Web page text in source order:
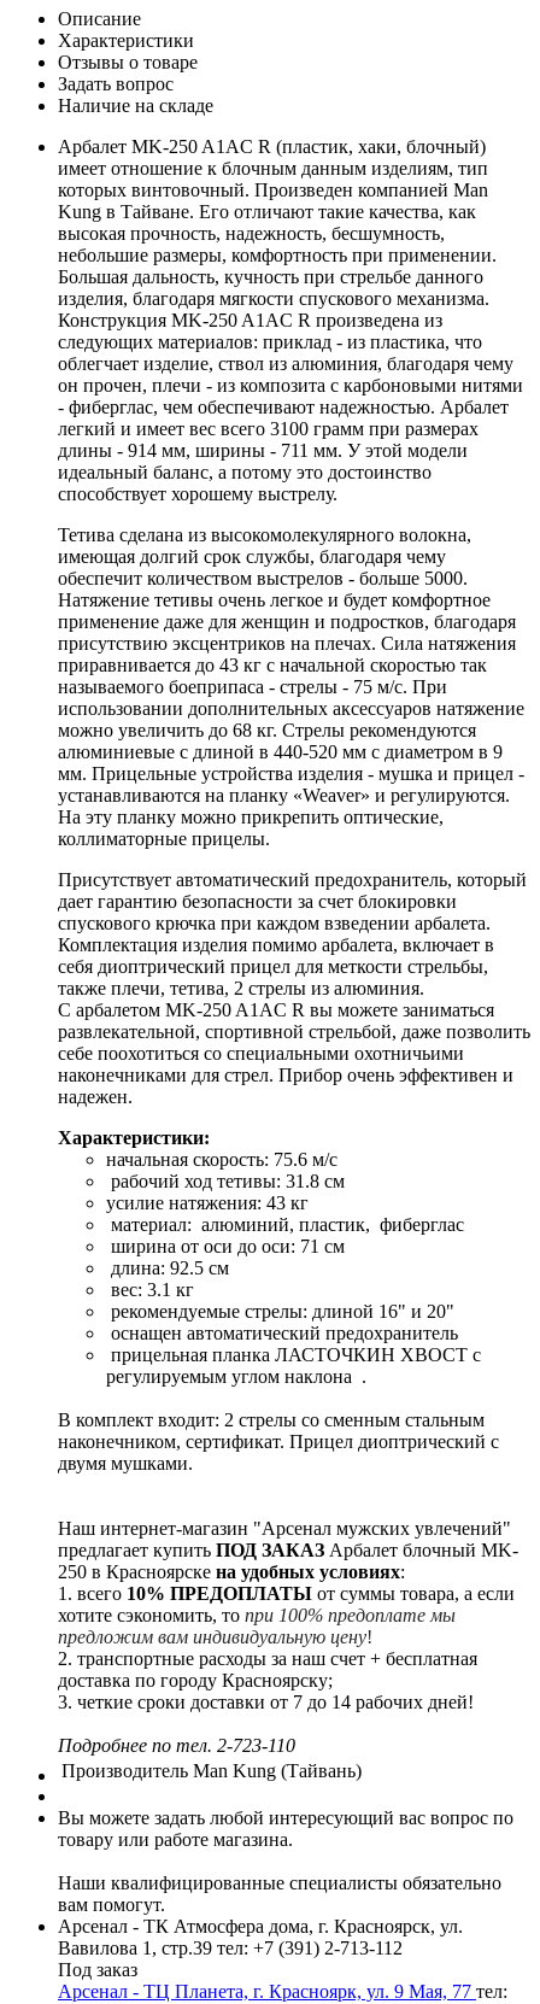
Описание
Характеристики
Отзывы о товаре
Задать вопрос
Наличие на складе
Арбалет MK-250 A1AC R (пластик, хаки, блочный)
имеет отношение к блочным данным изделиям, тип
которых винтовочный. Произведен компанией Man
Kung в Тайване. Его отличают такие качества, как
высокая прочность, надежность, бесшумность,
небольшие размеры, комфортность при применении.
Большая дальность, кучность при стрельбе данного
изделия, благодаря мягкости спускового механизма.
Конструкция MK-250 A1AC R произведена из
следующих материалов: приклад - из пластика, что
облегчает изделие, ствол из алюминия, благодаря чему
он прочен, плечи - из композита с карбоновыми нитями
- фиберглас, чем обеспечивают надежностью. Арбалет
легкий и имеет вес всего 3100 грамм при размерах
длины - 914 мм, ширины - 711 мм. У этой модели
идеальный баланс, а потому это достоинство
способствует хорошему выстрелу.
Тетива сделана из высокомолекулярного волокна,
имеющая долгий срок службы, благодаря чему
обеспечит количеством выстрелов - больше 5000.
Натяжение тетивы очень легкое и будет комфортное
применение даже для женщин и подростков, благодаря
присутствию эксцентриков на плечах. Сила натяжения
приравнивается до 43 кг с начальной скоростью так
называемого боеприпаса - стрелы - 75 м/с. При
использовании дополнительных аксессуаров натяжение
можно увеличить до 68 кг. Стрелы рекомендуются
алюминиевые с длиной в 440-520 мм с диаметром в 9
мм. Прицельные устройства изделия - мушка и прицел -
устанавливаются на планку «Weaver» и регулируются.
На эту планку можно прикрепить оптические,
коллиматорные прицелы.
Присутствует автоматический предохранитель, который
дает гарантию безопасности за счет блокировки
спускового крючка при каждом взведении арбалета.
Комплектация изделия помимо арбалета, включает в
себя диоптрический прицел для меткости стрельбы,
также плечи, тетива, 2 стрелы из алюминия.
С арбалетом MK-250 A1AC R вы можете заниматься
развлекательной, спортивной стрельбой, даже позволить
себе поохотиться со специальными охотничьими
наконечниками для стрел. Прибор очень эффективен и
надежен.
Характеристики:
начальная скорость: 75.6 м/с
рабочий ход тетивы: 31.8 см
усилие натяжения: 43 кг
материал: алюминий, пластик, фиберглас
ширина от оси до оси: 71 см
длина: 92.5 см
вес: 3.1 кг
рекомендуемые стрелы: длиной 16" и 20"
оснащен автоматический предохранитель
прицельная планка ЛАСТОЧКИН ХВОСТ с
регулируемым углом наклона .
В комплект входит: 2 стрелы со сменным стальным
наконечником, сертификат. Прицел диоптрический с
двумя мушками.
Наш интернет-магазин "Арсенал мужских увлечений"
предлагает купить ПОД ЗАКАЗ Арбалет блочный MK-
250 в Красноярске на удобных условиях:
1. всего 10% ПРЕДОПЛАТЫ от суммы товара, а если
хотите сэкономить, то при 100% предоплате мы
предложим вам индивидуальную цену!
2. транспортные расходы за наш счет + бесплатная
доставка по городу Красноярску;
3. четкие сроки доставки от 7 до 14 рабочих дней!
Подробнее по тел. 2-723-110
Производитель Man Kung (Тайвань)
Вы можете задать любой интересующий вас вопрос по
товару или работе магазина.
Наши квалифицированные специалисты обязательно
вам помогут.
Арсенал - ТК Атмосфера дома, г. Красноярск, ул.
Вавилова 1, стр.39 тел: +7 (391) 2-713-112
Под заказ
Арсенал - ТЦ Планета, г. Красноярк, ул. 9 Мая, 77 тел: